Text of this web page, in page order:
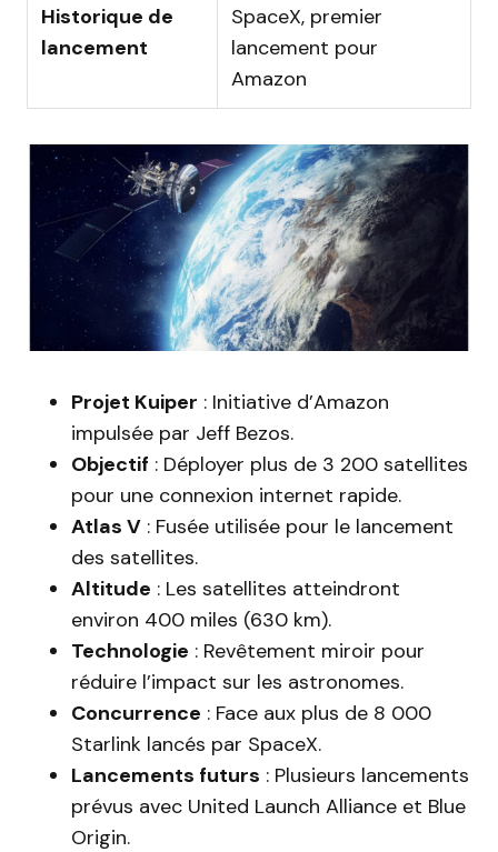
Historique de
lancement
SpaceX, premier
lancement pour
Amazon
Projet Kuiper : Initiative d’Amazon
impulsée par Jeff Bezos.
Objectif : Déployer plus de 3 200 satellites
pour une connexion internet rapide.
Atlas V : Fusée utilisée pour le lancement
des satellites.
Altitude : Les satellites atteindront
environ 400 miles (630 km).
Technologie : Revêtement miroir pour
réduire l’impact sur les astronomes.
Concurrence : Face aux plus de 8 000
Starlink lancés par SpaceX.
Lancements futurs : Plusieurs lancements
prévus avec United Launch Alliance et Blue
Origin.